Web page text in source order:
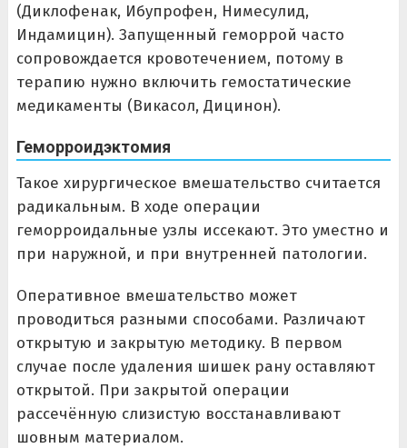
(Диклофенак, Ибупрофен, Нимесулид,
Индамицин). Запущенный геморрой часто
сопровождается кровотечением, потому в
терапию нужно включить гемостатические
медикаменты (Викасол, Дицинон).
Геморроидэктомия
Такое хирургическое вмешательство считается
радикальным. В ходе операции
геморроидальные узлы иссекают. Это уместно и
при наружной, и при внутренней патологии.
Оперативное вмешательство может
проводиться разными способами. Различают
открытую и закрытую методику. В первом
случае после удаления шишек рану оставляют
открытой. При закрытой операции
рассечённую слизистую восстанавливают
шовным материалом.